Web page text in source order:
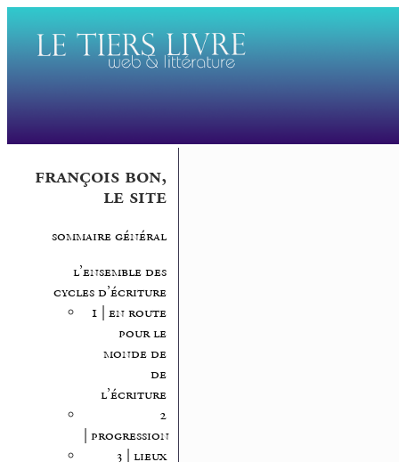
françois bon,
le site
sommaire général
l’ensemble des
cycles d’écriture
1 | en route
pour le
monde de
de
l’écriture
2
| progression
3 | lieux